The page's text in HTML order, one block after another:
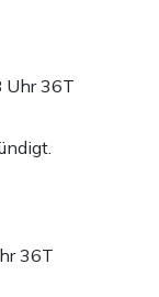
Uhr36T
36T